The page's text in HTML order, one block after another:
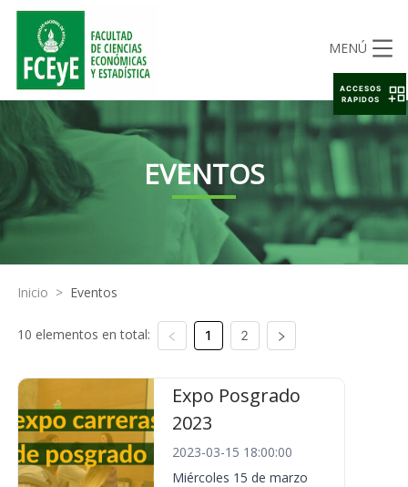
MENÚ
EVENTOS
Inicio > Eventos
10 elementos en total: 1 2
Expo Posgrado
2023
2023-03-15 18:00:00
Miércoles 15 de marzo
ACCESOS
RAPIDOS